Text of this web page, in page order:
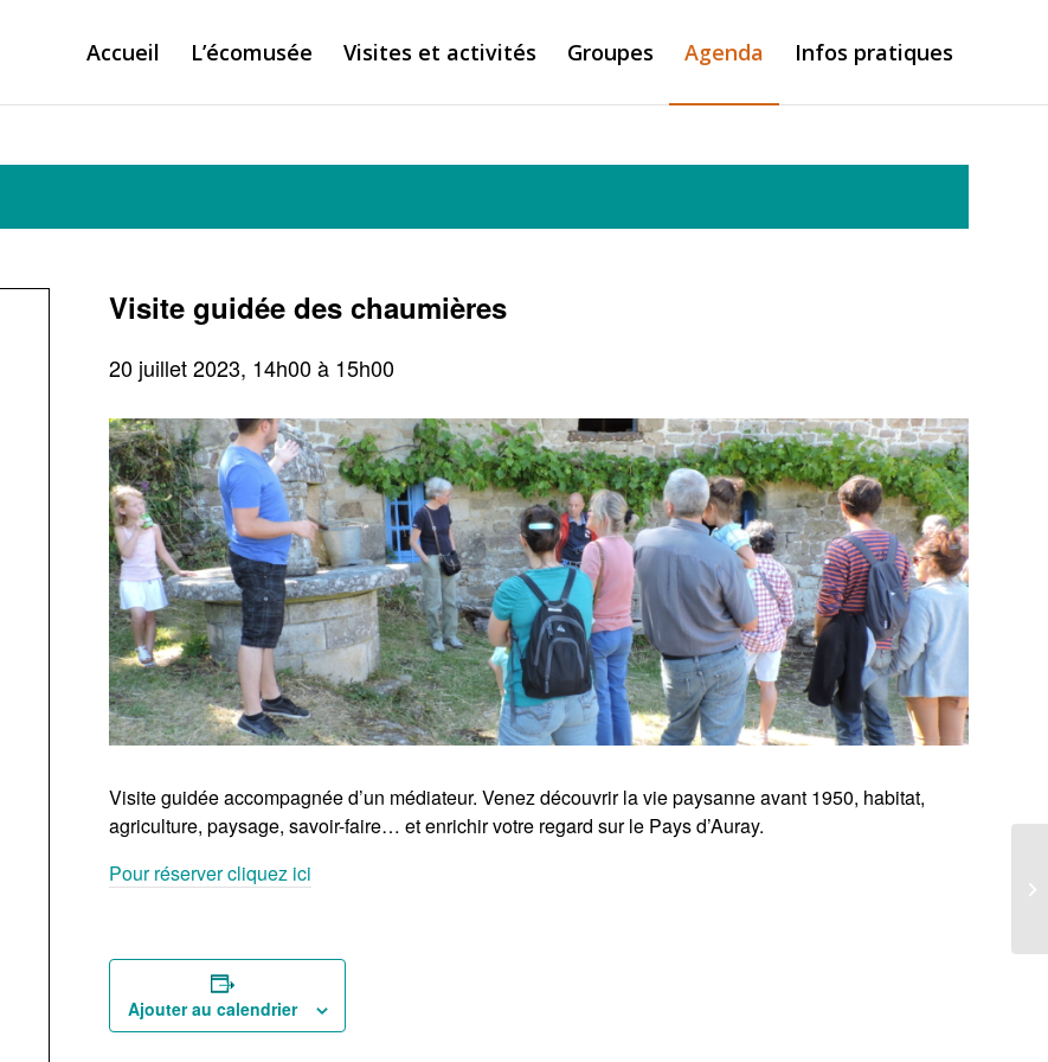
Accueil L’écomusée Visites et activités Groupes Agenda Infos pratiques
Visite guidée des chaumières
20 juillet 2023, 14h00à 15h00
Visite guidée accompagnée d’un médiateur. Venez découvrir la vie paysanne avant 1950, habitat,
agriculture, paysage, savoir-faire… et enrichir votre regard sur le Pays d’Auray.
Pour réserver cliquez ici
Ajouter au calendrier